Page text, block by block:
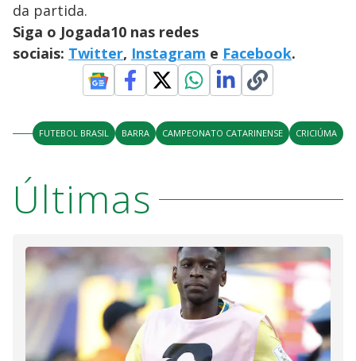
da partida.
Siga o Jogada10 nas redes
sociais: Twitter, Instagram e Facebook.
FUTEBOL BRASIL BARRA CAMPEONATO CATARINENSE CRICIÚMA
Últimas